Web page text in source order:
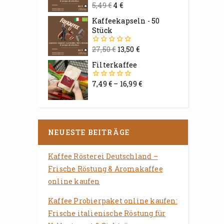
0
5
5,49€4 €
Kaffeekapseln - 50
Stück
0
5
27,50€ 13,50 €
Filterkaffee
0
7,49 € – 16,99€
NEUESTE BEITRÄGE
Kaffee Rösterei Deutschland –
Frische Röstung & Aromakaffee
online kaufen
Kaffee Probierpaket online kaufen:
Frische italienische Röstung für